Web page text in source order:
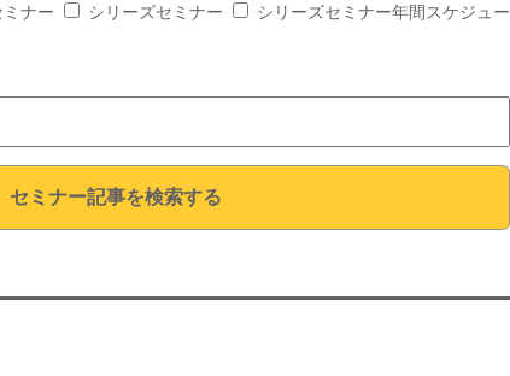
ミナー シリーズセミナー
シリーズセミナー年間スケジュー
セミナー記事を検索する